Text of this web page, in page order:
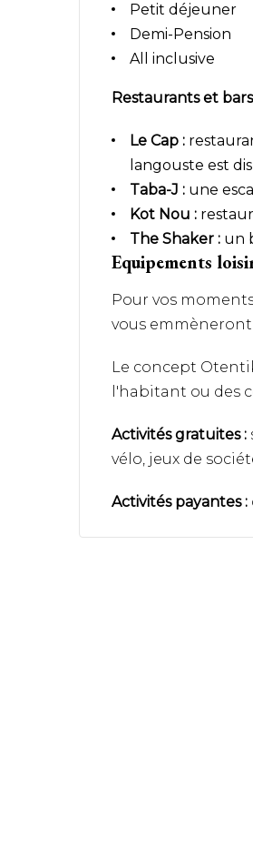
Petit déjeuner
Demi-Pension
All inclusive
Restaurants et
Le Cap :
langouste est
Taba-J : une
Kot Nou :
The Shaker : un
Equipements
Pour vos
vous emmèneront
Le concept
l'habitant ou des
Activités gratuites :
vélo, jeux de
Activités payantes :